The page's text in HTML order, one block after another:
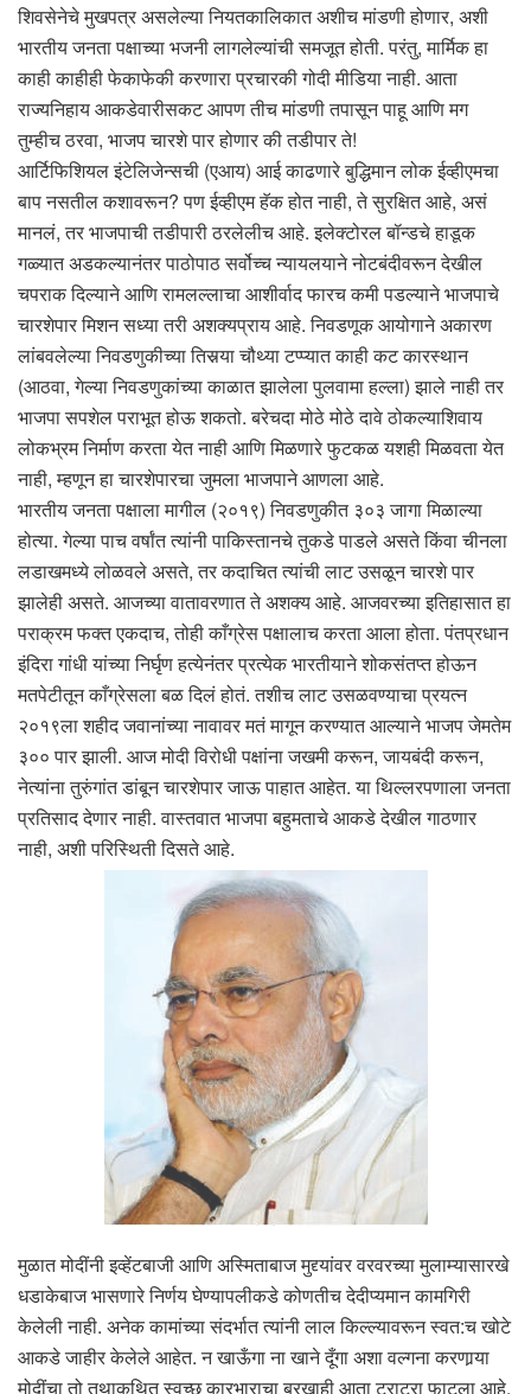
शिवसेनेचे मुखपत्र असलेल्या नियतकालिकात अशीच मांडणी होणार, अशी
भारतीय जनता पक्षाच्या भजनी लागलेल्यांची समजूत होती. परंतु, मार्मिक हा
काही काहीही फेकाफेकी करणारा प्रचारकी गोदी मीडिया नाही. आता
राज्यनिहाय आकडेवारीसकट आपण तीच मांडणी तपासून पाहू आणि मग
तुम्हीच ठरवा, भाजप चारशे पार होणार की तडीपार ते!
आर्टिफिशियल इंटेलिजेन्सची (एआय) आई काढणारे बुद्धिमान लोक ईव्हीएमचा
बाप नसतील कशावरून? पण ईव्हीएम हॅक होत नाही, ते सुरक्षित आहे, असं
मानलं, तर भाजपाची तडीपारी ठरलेलीच आहे. इलेक्टोरल बॉन्डचे हाडूक
गळ्यात अडकल्यानंतर पाठोपाठ सर्वोच्च न्यायलयाने नोटबंदीवरून देखील
चपराक दिल्याने आणि रामलल्लाचा आशीर्वाद फारच कमी पडल्याने भाजपाचे
चारशेपार मिशन सध्या तरी अशक्यप्राय आहे. निवडणूक आयोगाने अकारण
लांबवलेल्या निवडणुकीच्या तिसर्‍या चौथ्या टप्प्यात काही कट कारस्थान
(आठवा, गेल्या निवडणुकांच्या काळात झालेला पुलवामा हल्ला) झाले नाही तर
भाजपा सपशेल पराभूत होऊ शकतो. बरेचदा मोठे मोठे दावे ठोकल्याशिवाय
लोकभ्रम निर्माण करता येत नाही आणि मिळणारे फुटकळ यशही मिळवता येत
नाही, म्हणून हा चारशेपारचा जुमला भाजपाने आणला आहे.
भारतीय जनता पक्षाला मागील (२०१९) निवडणुकीत ३०३ जागा मिळाल्या
होत्या. गेल्या पाच वर्षांत त्यांनी पाकिस्तानचे तुकडे पाडले असते किंवा चीनला
लडाखमध्ये लोळवले असते, तर कदाचित त्यांची लाट उसळून चारशे पार
झालेही असते. आजच्या वातावरणात ते अशक्य आहे. आजवरच्या इतिहासात हा
पराक्रम फक्त एकदाच, तोही काँग्रेस पक्षालाच करता आला होता. पंतप्रधान
इंदिरा गांधी यांच्या निर्घृण हत्येनंतर प्रत्येक भारतीयाने शोकसंतप्त होऊन
मतपेटीतून काँग्रेसला बळ दिलं होतं. तशीच लाट उसळवण्याचा प्रयत्न
२०१९ला शहीद जवानांच्या नावावर मतं मागून करण्यात आल्याने भाजप जेमतेम
३०० पार झाली. आज मोदी विरोधी पक्षांना जखमी करून, जायबंदी करून,
नेत्यांना तुरुंगांत डांबून चारशेपार जाऊ पाहात आहेत. या थिल्लरपणाला जनता
प्रतिसाद देणार नाही. वास्तवात भाजपा बहुमताचे आकडे देखील गाठणार
नाही, अशी परिस्थिती दिसते आहे.
मुळात मोदींनी इव्हेंटबाजी आणि अस्मिताबाज मुद्द्यांवर वरवरच्या मुलाम्यासारखे
धडाकेबाज भासणारे निर्णय घेण्यापलीकडे कोणतीच देदीप्यमान कामगिरी
केलेली नाही. अनेक कामांच्या संदर्भात त्यांनी लाल किल्ल्यावरून स्वत:च खोटे
आकडे जाहीर केलेले आहेत. न खाऊँगा ना खाने दूँगा अशा वल्गना करणार्‍या
मोदींचा तो तथाकथित स्वच्छ कारभाराचा बुरखाही आता टराटरा फाटला आहे.